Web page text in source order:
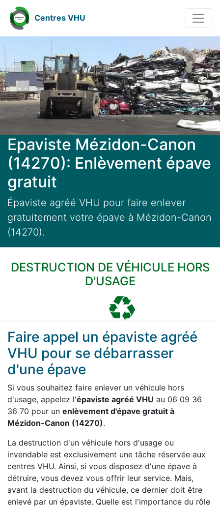
Centres VHU
Epaviste Mézidon-Canon
(14270): Enlèvement épave
gratuit
Épaviste agréé VHU pour faire enlever
gratuitement votre épave à Mézidon-Canon
(14270).
DESTRUCTION DE VÉHICULE HORS
D'USAGE
Faire appel un épaviste agréé
VHU pour se débarrasser
d'une épave
Si vous souhaitez faire enlever un véhicule hors
d'usage, appelez l'épaviste agréé VHU au 06 09 36
36 70 pour un enlèvement d'épave gratuit à
Mézidon-Canon (14270).
La destruction d'un véhicule hors d'usage ou
invendable est exclusivement une tâche réservée aux
centres VHU. Ainsi, si vous disposez d'une épave à
détruire, vous devez vous offrir leur service. Mais,
avant la destruction du véhicule, ce dernier doit être
enlevé par un épaviste. Quelle est l'importance du rôle